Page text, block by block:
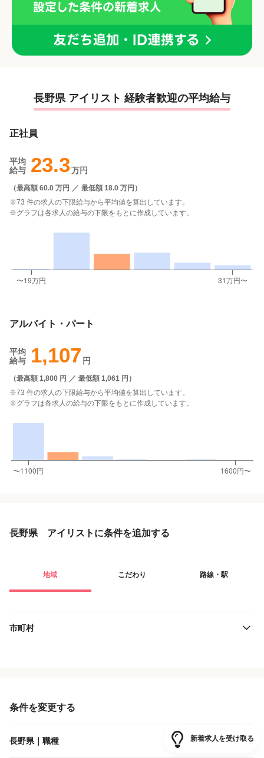
長野県 アイリスト 経験者歓迎の平均給与
正社員
平均
給与 23.3万円
（最高額 60.0 万円 ／ 最低額 18.0 万円 ）
※73 件の求人の下限給与から平均値を算出しています。
※グラフは各求人の給与の下限をもとに作成しています。
アルバイト・パート
平均
給与
1,107 円
（最高額 1,800 円 ／ 最低額 1,061 円 ）
※73 件の求人の下限給与から平均値を算出しています。
※グラフは各求人の給与の下限をもとに作成しています。
長野県 アイリストに条件を追加する
地域 こだわり 路線・駅
市町村
条件を変更する
長野県｜職種 新着求人を受け取る